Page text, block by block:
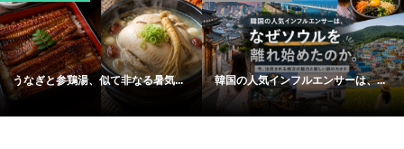
うなぎと参鶏湯、似て非なる暑気... 韓国の人気インフルエンサーは、...